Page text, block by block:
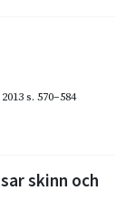
s. 570–584
skinn och